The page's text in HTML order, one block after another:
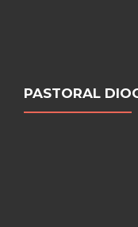
PASTORAL